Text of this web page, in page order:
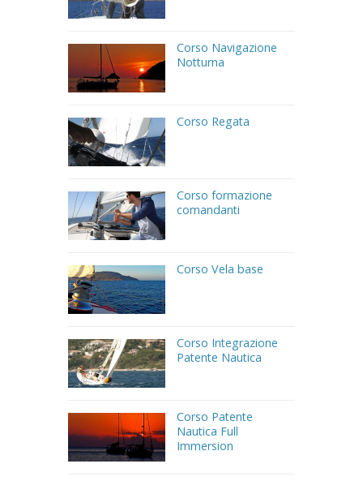
Corso Navigazione
Notturna
Corso Regata
Corso formazione
comandanti
Corso Vela base
Corso Integrazione
Patente Nautica
Corso Patente
Nautica Full
Immersion